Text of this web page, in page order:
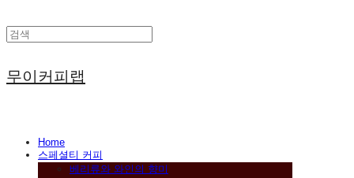
무이커피랩
Home
스페셜티 커피
베리류와 와인의 향미